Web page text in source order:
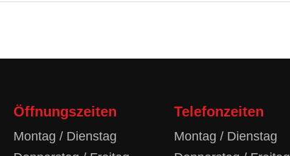
Öffnungszeiten
Montag / Dienstag
Telefonzeiten
Montag / Dienstag